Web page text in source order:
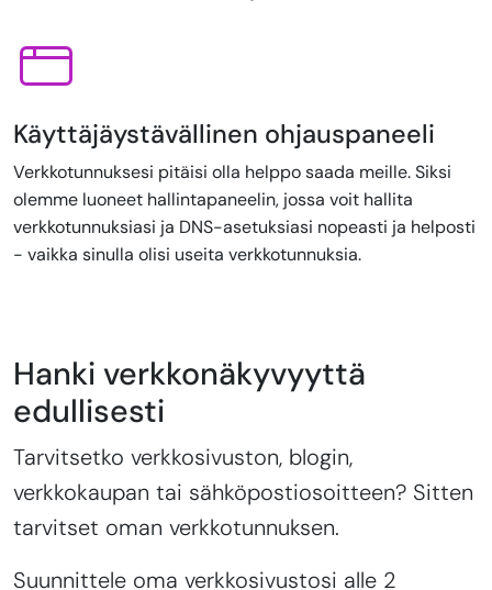
Käyttäjäystävällinen ohjauspaneeli
Verkkotunnuksesi pitäisi olla helppo saada meille. Siksi
olemme luoneet hallintapaneelin, jossa voit hallita
verkkotunnuksiasi ja DNS-asetuksiasi nopeasti ja helposti
- vaikka sinulla olisi useita verkkotunnuksia.
Hanki verkkonäkyvyyttä
edullisesti
Tarvitsetko verkkosivuston, blogin,
verkkokaupan tai sähköpostiosoitteen? Sitten
tarvitset oman verkkotunnuksen.
Suunnittele oma verkkosivustosi alle 2